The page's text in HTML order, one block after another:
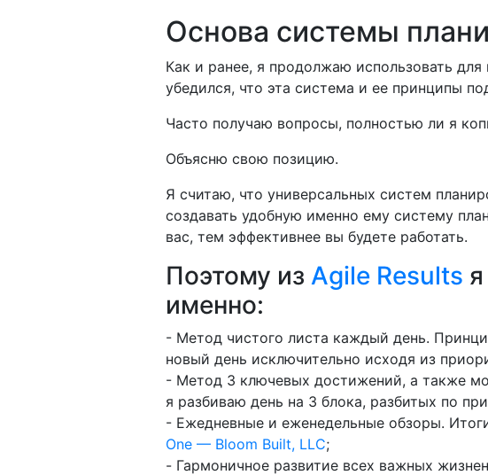
Основа системы
Как и ранее, я продолжаю использовать для
убедился, что эта система и ее принципы
Часто получаю вопросы, полностью ли я
Объясню свою позицию.
Я считаю, что универсальных систем
создавать удобную именно ему систему
вас, тем эффективнее вы будете работать.
Поэтому из Agile Results
именно:
- Метод чистого листа каждый день.
новый день исключительно исходя из
- Метод 3 ключевых достижений, а также
я разбиваю день на 3 блока, разбитых по
- Ежедневные и еженедельные обзоры.
One — Bloom Built, LLC;
- Гармоничное развитие всех важных